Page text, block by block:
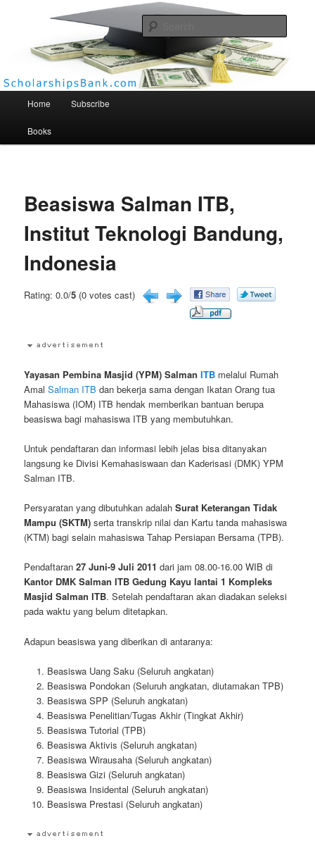
Scholarships Bank
Home Subscribe
Books
Beasiswa Salman ITB,
Institut Teknologi Bandung,
Indonesia
Rating: 0.0/5 (0 votes cast)
Yayasan Pembina Masjid (YPM) SalmanITB melalui Rumah
AmalSalman ITB dan bekerja sama dengan Ikatan Orang tua
Mahasiswa (IOM) ITB hendak memberikan bantuan berupa
beasiswa bagi mahasiswa ITB yang membutuhkan.
Untuk pendaftaran dan informasi lebih jelas bisa ditanyakan
langsung ke Divisi Kemahasiswaan dan Kaderisasi (DMK) YPM
Salman ITB.
Persyaratan yang dibutuhkan adalahSurat Keterangan Tidak
Mampu (SKTM) serta transkrip nilai dan Kartu tanda mahasiswa
(KTM) bagi selain mahasiswa Tahap Persiapan Bersama (TPB).
Pendaftaran27 Juni-9 Juli 2011 dari jam 08.00-16.00 WIB di
Kantor DMK Salman ITB Gedung Kayu lantai 1 Kompleks
Masjid Salman ITB. Setelah pendaftaran akan diadakan seleksi
pada waktu yang belum ditetapkan.
Adapun beasiswa yang diberikan di antaranya:
Beasiswa Uang Saku (Seluruh angkatan)
Beasiswa Pondokan (Seluruh angkatan, diutamakan TPB)
Beasiswa SPP (Seluruh angkatan)
Beasiswa Penelitian/Tugas Akhir (Tingkat Akhir)
Beasiswa Tutorial (TPB)
Beasiswa Aktivis (Seluruh angkatan)
Beasiswa Wirausaha (Seluruh angkatan)
Beasiswa Gizi (Seluruh angkatan)
Beasiswa Insidental (Seluruh angkatan)
Beasiswa Prestasi (Seluruh angkatan)